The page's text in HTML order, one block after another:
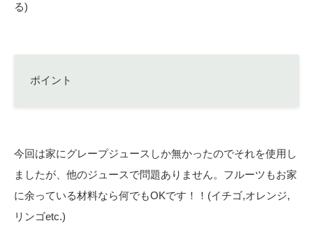
る)
ポイント
今回は家にグレープジュースしか無かったのでそれを使用し
ましたが、他のジュースで問題ありません。フルーツもお家
に余っている材料なら何でもOKです！！(イチゴ,オレンジ,
リンゴetc.)